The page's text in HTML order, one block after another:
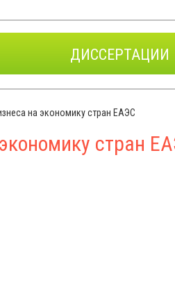
ДИССЕРТАЦИИ
на экономику стран ЕАЭС
стран